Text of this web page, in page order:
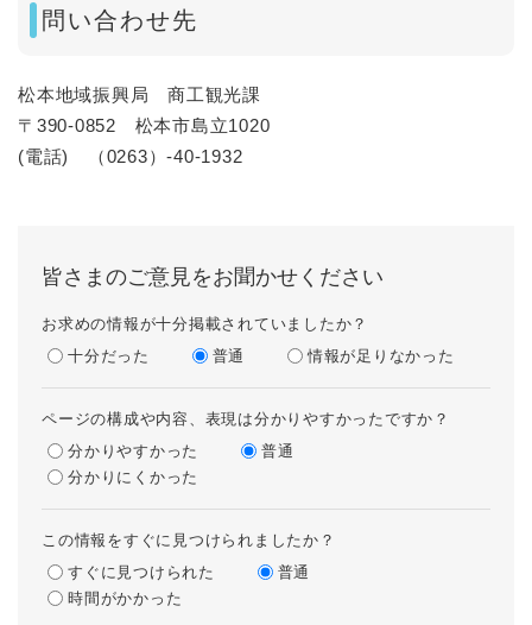
問い合わせ先
松本地域振興局 商工観光課
〒390-0852 松本市島立1020
(電話) （0263）-40-1932
皆さまのご意見をお聞かせください
お求めの情報が十分掲載されていましたか？
十分だった
普通 情報が足りなかった
ページの構成や内容、表現は分かりやすかったですか？
分かりやすかった
普通
分かりにくかった
この情報をすぐに見つけられましたか？
すぐに見つけられた
普通
時間がかかった